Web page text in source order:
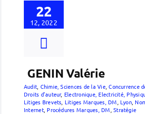
22
12, 2022
GENIN Valérie
Audit Chimie, Sciences de la Vie,Concurrence
Droits d’auteur, Electronique, Electricité,
Litiges Brevets Litiges Marques, DM Lyon,
Internet, Procédures Marques, DM ,Stratégie